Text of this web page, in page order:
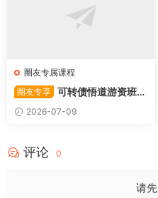
圈友专属课程
圈友专享 可转债悟道游资班出
奇系列悟道系列守正系列课程-
卓妍
2026-07-09
评论 0
请先